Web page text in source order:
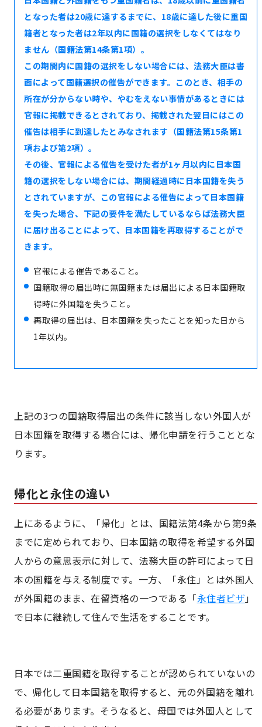
となった者は20歳に達するまでに、18歳に達した後に重国
籍者となった者は2年以内に国籍の選択をしなくてはなり
ません（国籍法第14条第1項）。
この期間内に国籍の選択をしない場合には、法務大臣は書
面によって国籍選択の催告ができます。このとき、相手の
所在が分からない時や、やむをえない事情があるときには
官報に掲載できるとされており、掲載された翌日にはこの
催告は相手に到達したとみなされます（国籍法第15条第1
項および第2項）。
その後、官報による催告を受けた者が1ヶ月以内に日本国
籍の選択をしない場合には、期間経過時に日本国籍を失う
とされていますが、この官報による催告によって日本国籍
を失った場合、下記の要件を満たしているならば法務大臣
に届け出ることによって、日本国籍を再取得することがで
きます。
官報による催告であること。
国籍取得の届出時に無国籍または届出による日本国籍取
得時に外国籍を失うこと。
再取得の届出は、日本国籍を失ったことを知った日から
1年以内。
上記の3つの国籍取得届出の条件に該当しない外国人が
日本国籍を取得する場合には、帰化申請を行うこととな
ります。
帰化と永住の違い
上にあるように、「帰化」とは、国籍法第4条から第9条
までに定められており、日本国籍の取得を希望する外国
人からの意思表示に対して、法務大臣の許可によって日
本の国籍を与える制度です。一方、「永住」とは外国人
が外国籍のまま、在留資格の一つである「永住者ビザ」
で日本に継続して住んで生活をすることです。
日本では二重国籍を取得することが認められていないの
で、帰化して日本国籍を取得すると、元の外国籍を離れ
る必要があります。そうなると、母国では外国人として